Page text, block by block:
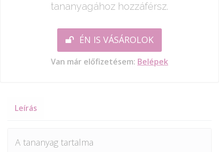
tananyagához hozzáférsz.
ÉN IS VÁSÁROLOK
Van már előfizetésem: Belépek
Leírás
A tananyag tartalma